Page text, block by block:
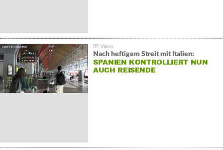
Nach heftigem Streit mit Italien:
SPANIEN KONTROLLIERT NUN
AUCH REISENDE